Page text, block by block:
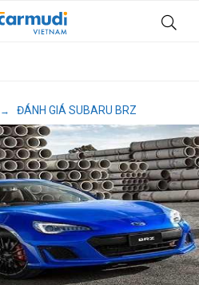
→ ĐÁNH GIÁ SUBARU BRZ